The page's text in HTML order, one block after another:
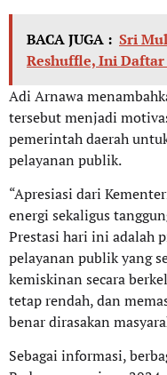
BACA JUGA : Sri
Reshuffle, Ini
Adi Arnawa
tersebut menjadi
pemerintah daerah
pelayanan publik.
“Apresiasi dari
energi sekaligus
Prestasi hari ini adalah
pelayanan publik yang
kemiskinan secara
tetap rendah, dan
benar dirasakan
Sebagai informasi,